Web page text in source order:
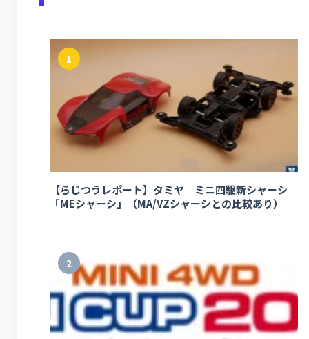
1
【らじつうレポート】タミヤ ミニ四駆新シャーシ
「MEシャーシ」（MA/VZシャーシとの比較あり）
2